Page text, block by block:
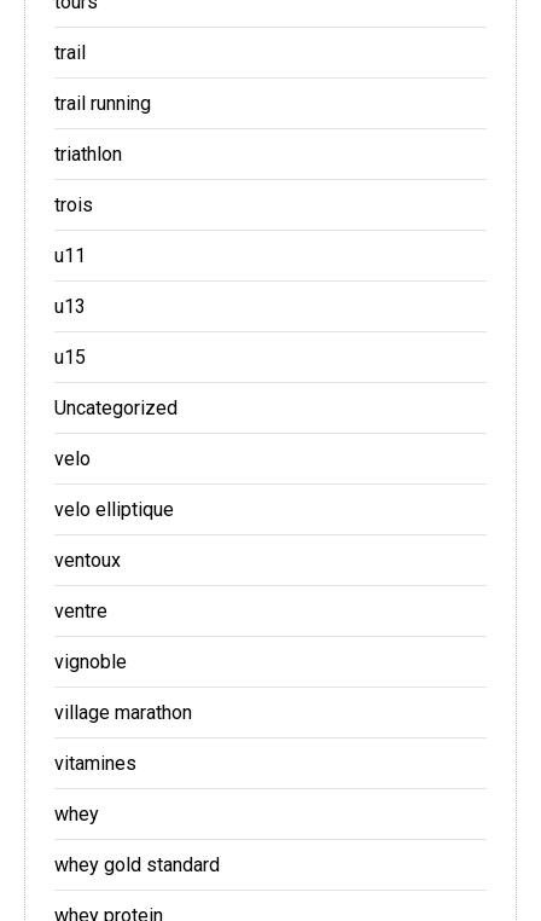
trail
trail running
triathlon
trois
u11
u13
u15
Uncategorized
velo
velo elliptique
ventoux
ventre
vignoble
village marathon
vitamines
whey
whey gold standard
whey protein